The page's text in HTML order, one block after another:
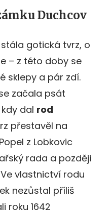
Duchcov
gotická tvrz, o
– z této doby se
sklepy a pár zdí.
začala psát
dal rod
přestavěl na
z Lobkovic
rada a později
vlastnictví rodu
nezůstal příliš
roku 1642